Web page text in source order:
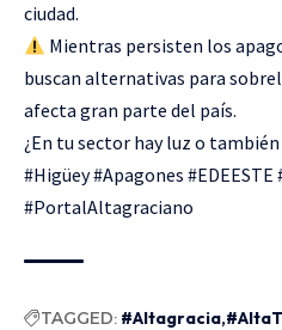
ciudad.
Mientras persisten los
buscan alternativas para
afecta gran parte del país.
¿En tu sector hay luz o
#Higüey #Apagones
#PortalAltagraciano
TAGGED: #Altagracia